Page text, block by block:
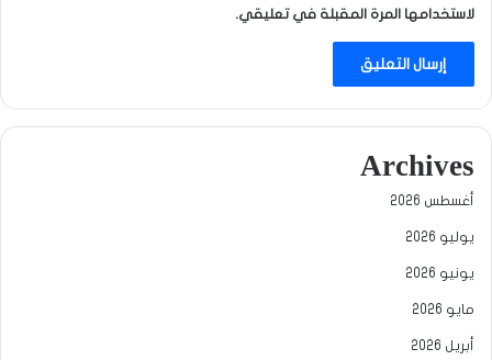
لاستخدامها المرة المقبلة في تعليقي.
Archives
أغسطس 2026
يوليو 2026
يونيو 2026
مايو 2026
أبريل 2026